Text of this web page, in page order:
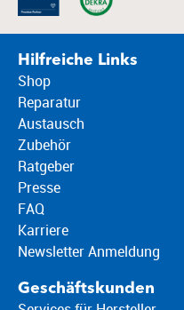
Hilfreiche Links
Shop
Reparatur
Austausch
Zubehör
Ratgeber
Presse
FAQ
Karriere
Newsletter Anmeldung
Geschäftskunden